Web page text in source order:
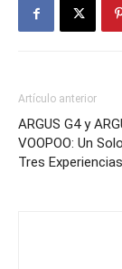
Artículo anterior
ARGUS G4 y
VOOPOO: Un
Tres